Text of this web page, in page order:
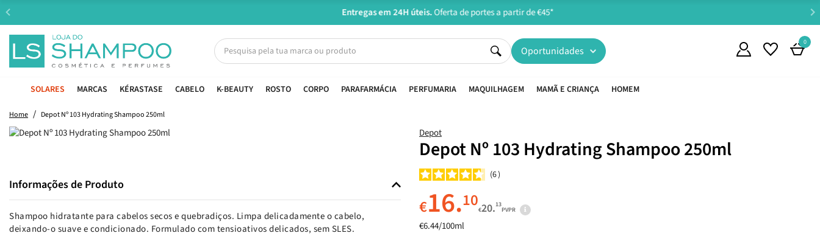
Entregas em 24H úteis.Oferta de portes a partir de €45*
Oportunidades
0
SOLARES MARCAS KÉRASTASE CABELO K-BEAUTY ROSTO CORPO PARAFARMÁCIA PERFUMARIA MAQUILHAGEM MAMÃ E CRIANÇA HOMEM
Home Depot Nº 103 Hydrating Shampoo 250ml
Informações de Produto
Shampoo hidratante para cabelos secos e quebradiços. Limpa delicadamente o cabelo,
deixando-o suave e condicionado. Formulado com tensioativos delicados, sem SLES.
Depot
Depot Nº 103 Hydrating Shampoo 250ml
6
€16.10€20.13
PVPR
€6.44/100ml